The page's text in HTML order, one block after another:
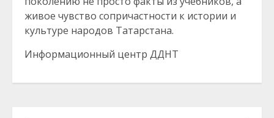
живое чувство сопричастности к истории и
культуре народов Татарстана.
Информационный центр ДДНТ